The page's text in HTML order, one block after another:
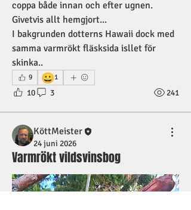
coppa både innan och efter ugnen.
Givetvis allt hemgjort...
I bakgrunden dotterns Hawaii dock med
samma varmrökt fläsksida isllet för
skinka..
9 😀1
10 3 241
KöttMeister
24 juni 2026
Varmrökt vildsvinsbog